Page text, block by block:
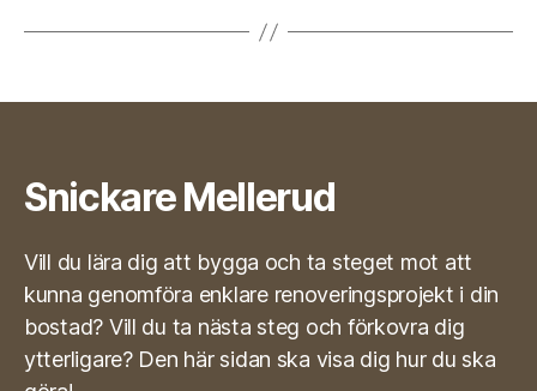
Snickare Mellerud
Vill du lära dig att bygga och ta steget mot att
kunna genomföra enklare renoveringsprojekt i din
bostad? Vill du ta nästa steg och förkovra dig
ytterligare? Den här sidan ska visa dig hur du ska